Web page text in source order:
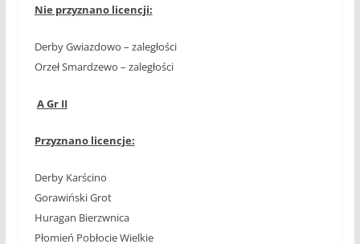
Nie przyznano licencji:
Derby Gwiazdowo – zaległości
Orzeł Smardzewo – zaległości
A Gr II
Przyznano licencje:
Derby Karścino
Gorawiński Grot
Huragan Bierzwnica
Płomień Pobłocie Wielkie